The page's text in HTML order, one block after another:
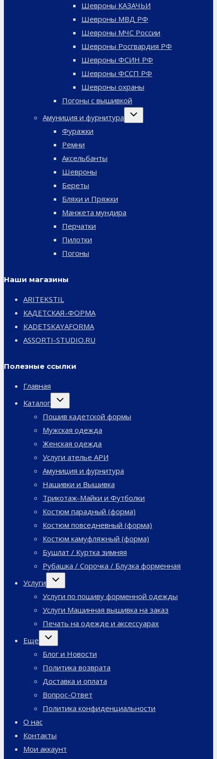
Шевроны КАЗАЧЬИ
Шевроны МВД РФ
Шевроны МЧС России
Шевроны Росгвардия РФ
Шевроны ФСИН РФ
Шевроны ФССП РФ
Шевроны охраны
Погоны с вышивкой
Амуниция и фурнитура
Переключить
Фуражки
Ремни
Аксельбанты
Шевроны
Береты
Бляхи и Пряжки
Манжета мундира
Перчатки
Пилотки
Погоны
Наши магазины
ARITEKSTIL
КАДЕТСКАЯ-ФОРМА
KADETSKAYAFORMA
ASSORTI-STUDIO.RU
Полезные ссылки
Главная
Каталог
Переключить
Пошив кадетской формы
Мужская одежда
Женская одежда
Услуги ателье АРИ
Амуниция и фурнитура
Нашивки и Вышивка
Трикотаж-Майки и Футболки
Костюм парадный (форма)
Костюм повседневный (форма)
Костюм камуфляжный (форма)
Бушлат / Куртка зимняя
Рубашка / Сорочка / Блузка форменная
Услуги
Переключить
Услуги по пошиву форменной одежды
Услуги Машинная вышивка на заказ
Печать на одежде и аксессуарах
Еще
Переключить
Блог и Новости
Политика возврата
Доставка и оплата
Вопрос-Ответ
Политика конфиденциальности
О нас
Контакты
Мои аккаунт